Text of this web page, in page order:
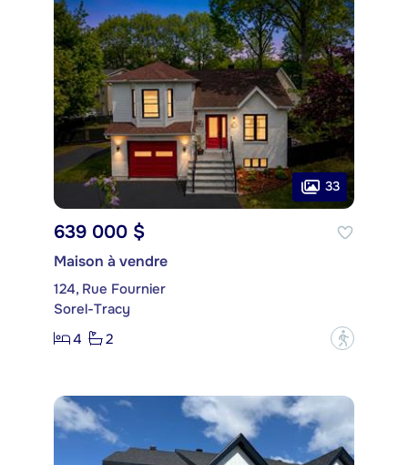
33
639 000 $
Maison à vendre
124, Rue Fournier
Sorel-Tracy
4
2 ?